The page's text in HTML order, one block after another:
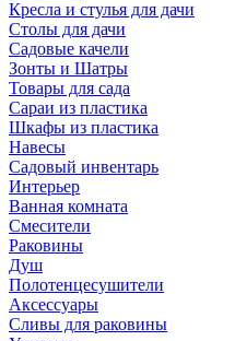
Кресла и стулья для дачи
Столы для дачи
Садовые качели
Зонты и Шатры
Товары для сада
Сараи из пластика
Шкафы из пластика
Навесы
Садовый инвентарь
Интерьер
Ванная комната
Смесители
Раковины
Душ
Полотенцесушители
Аксессуары
Сливы для раковины